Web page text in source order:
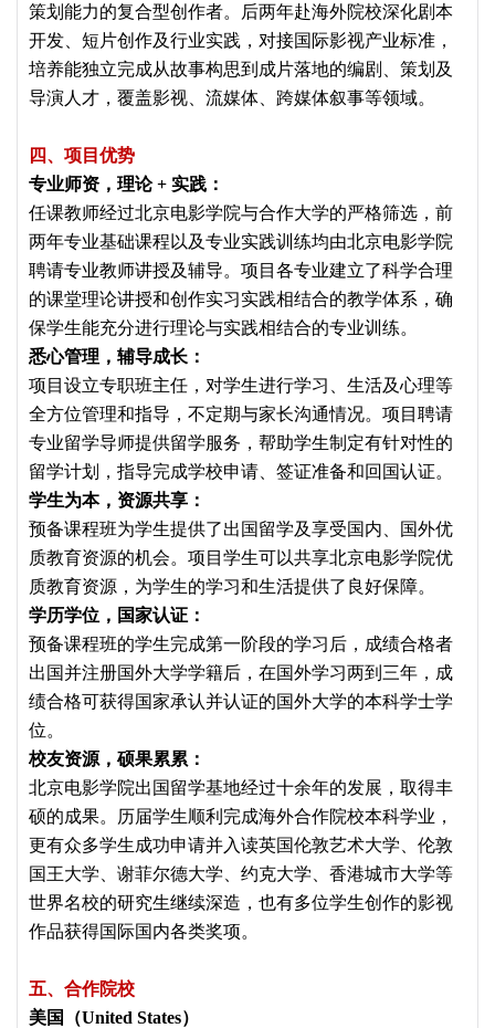
策划能力的复合型创作者。后两年赴海外院校深化剧本
开发、短片创作及行业实践，对接国际影视产业标准，
培养能独立完成从故事构思到成片落地的编剧、策划及
导演人才，覆盖影视、流媒体、跨媒体叙事等领域。
四、项目优势
专业师资，理论 + 实践：
任课教师经过北京电影学院与合作大学的严格筛选，前
两年专业基础课程以及专业实践训练均由北京电影学院
聘请专业教师讲授及辅导。项目各专业建立了科学合理
的课堂理论讲授和创作实习实践相结合的教学体系，确
保学生能充分进行理论与实践相结合的专业训练。
悉心管理，辅导成长：
项目设立专职班主任，对学生进行学习、生活及心理等
全方位管理和指导，不定期与家长沟通情况。项目聘请
专业留学导师提供留学服务，帮助学生制定有针对性的
留学计划，指导完成学校申请、签证准备和回国认证。
学生为本，资源共享：
预备课程班为学生提供了出国留学及享受国内、国外优
质教育资源的机会。项目学生可以共享北京电影学院优
质教育资源，为学生的学习和生活提供了良好保障。
学历学位，国家认证：
预备课程班的学生完成第一阶段的学习后，成绩合格者
出国并注册国外大学学籍后，在国外学习两到三年，成
绩合格可获得国家承认并认证的国外大学的本科学士学
位。
校友资源，硕果累累：
北京电影学院出国留学基地经过十余年的发展，取得丰
硕的成果。历届学生顺利完成海外合作院校本科学业，
更有众多学生成功申请并入读英国伦敦艺术大学、伦敦
国王大学、谢菲尔德大学、约克大学、香港城市大学等
世界名校的研究生继续深造，也有多位学生创作的影视
作品获得国际国内各类奖项。
五、合作院校
美国（United States）